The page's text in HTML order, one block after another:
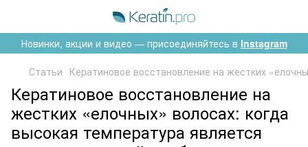
Новинки, акции и видео — присоединяйтесь в Instagram
Статьи Кератиновое восстановление на жестких
Кератиновое восстановление на
жестких «елочных» волосах: когда
высокая температура является